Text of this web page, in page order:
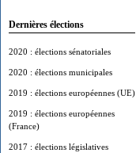
Dernières élections
2020 : élections sénatoriales
2020 : élections municipales
2019 : élections européennes (UE)
2019 : élections européennes
(France)
2017 : élections législatives